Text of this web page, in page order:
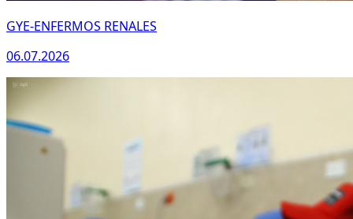
GYE-ENFERMOS RENALES
06.07.2026